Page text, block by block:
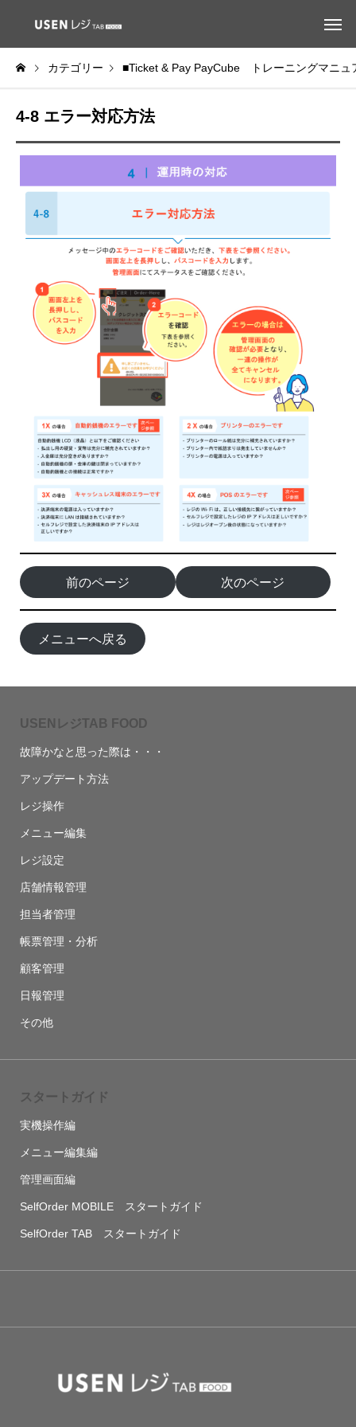
カテゴリー ■Ticket & Pay PayCube トレーニングマニュ
4-8 エラー対応方法
前のページ 次のページ
メニューへ戻る
USENレジTAB FOOD
故障かなと思った際は・・・
アップデート方法
レジ操作
メニュー編集
レジ設定
店舗情報管理
担当者管理
帳票管理・分析
顧客管理
日報管理
その他
スタートガイド
実機操作編
メニュー編集編
管理画面編
SelfOrder MOBILE スタートガイド
SelfOrder TAB スタートガイド